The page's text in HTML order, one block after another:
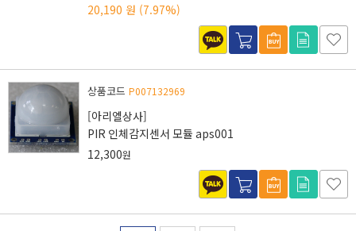
20,190 원 (7.97%)
상품코드 P007132969
[아리엘상사]
PIR 인체감지센서 모듈 aps001
12,300원